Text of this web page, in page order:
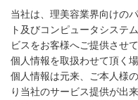
当社は、理美容業界向けの
ト及びコンピュータシステ
ビスをお客様へご提供させ
個人情報を取扱わせて頂く
個人情報は元来、ご本人様
り当社のサービス提供が出